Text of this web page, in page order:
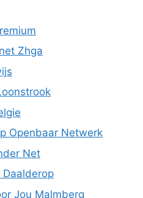
Zhga
Openbaar Netwerk
Net
Daalderop
Jou Malmberg